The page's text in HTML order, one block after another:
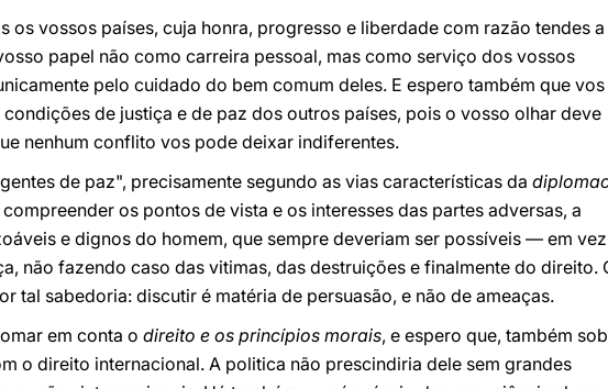
os vossos países, cuja honra, progresso e liberdade com razão tendes a
papel não como carreira pessoal, mas como serviço dos vossos
pelo cuidado do bem comum deles. E espero também que vos
de justiça e de paz dos outros países, pois o vosso olhar deve
nenhum conflito vos pode deixar indiferentes.
de paz", precisamente segundo as vias características da
os pontos de vista e os interesses das partes adversas, a
e dignos do homem, que sempre deveriam ser possíveis — em
não fazendo caso das vitimas, das destruições e finalmente do direito.
tal sabedoria: discutir é matéria de persuasão, e não de ameaças.
em conta o direito e os princípios morais, e espero que, também
o direito internacional. A politica não prescindiria dele sem grandes